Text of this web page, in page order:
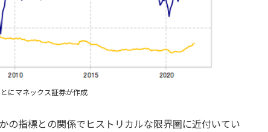
にマネックス証券が作成
の指標との関係でヒストリカルな限界圏に近付いてい